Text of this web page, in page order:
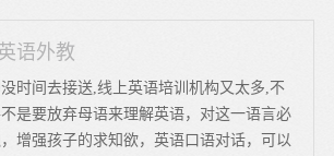
语外教
时间去接送,线上英语培训机构又太多,不
是要放弃母语来理解英语，对这一语言必
增强孩子的求知欲，英语口语对话，可以